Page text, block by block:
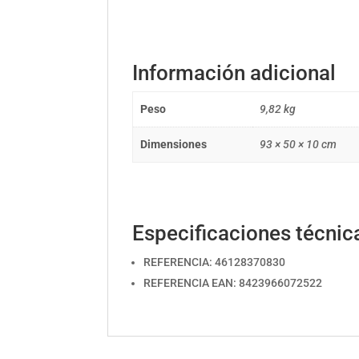
Información adicional
Peso 9,82 kg
Dimensiones 93 × 50 × 10 cm
Especificaciones
REFERENCIA: 46128370830
REFERENCIA EAN: 8423966072522